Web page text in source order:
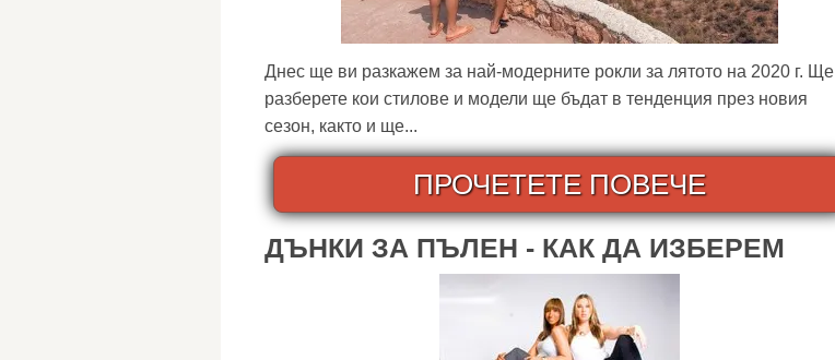
Днес ще ви разкажем за най-модерните рокли за лятото на 2020 г. Ще
разберете кои стилове и модели ще бъдат в тенденция през новия
сезон, както и ще...
ПРОЧЕТЕТЕ ПОВЕЧЕ
ДЪНКИ ЗА ПЪЛЕН - КАК ДА ИЗБЕРЕМ